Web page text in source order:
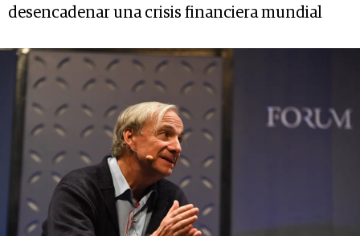
desencadenar una crisis financiera mundial